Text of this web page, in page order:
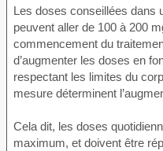
Les doses conseillées dans
peuvent aller de 100 à 200
commencement du
d’augmenter les doses en
respectant les limites du
mesure déterminent
Cela dit, les doses
maximum, et doivent être